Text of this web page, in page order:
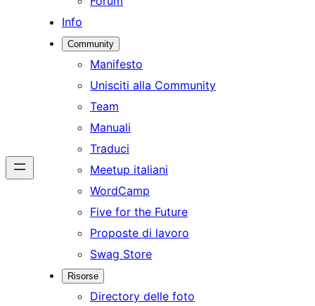
Info
Community
Manifesto
Unisciti alla Community
Team
Manuali
Traduci
Meetup italiani
WordCamp
Five for the Future
Proposte di lavoro
Swag Store
Risorse
Directory delle foto